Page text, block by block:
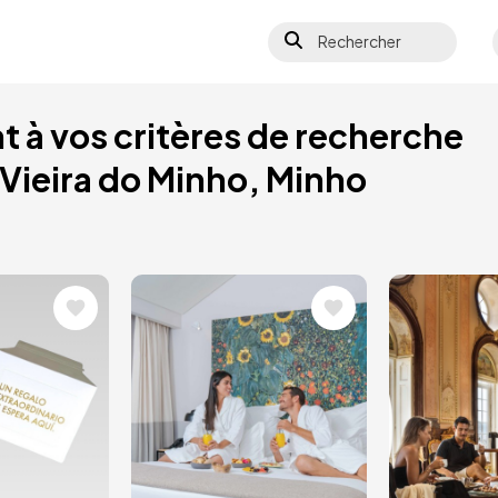
Rechercher
à vos critères de recherche
do Minho, Minho
Image Image